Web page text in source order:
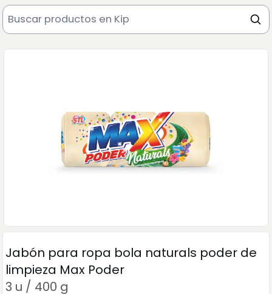
Jabón para ropa bola naturals poder de
limpieza Max Poder
3 u / 400 g